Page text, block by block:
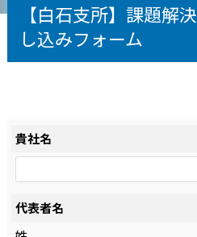
【白石支所】課題
し込みフォーム
貴社名
代表者名